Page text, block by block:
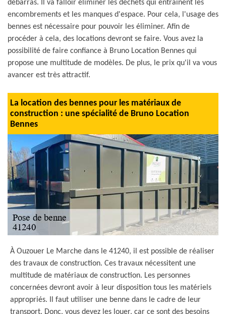
débarras. Il va falloir éliminer les déchets qui entraînent les
encombrements et les manques d'espace. Pour cela, l'usage des
bennes est nécessaire pour pouvoir les éliminer. Afin de
procéder à cela, des locations devront se faire. Vous avez la
possibilité de faire confiance à Bruno Location Bennes qui
propose une multitude de modèles. De plus, le prix qu'il va vous
avancer est très attractif.
La location des bennes pour les matériaux de
construction : une spécialité de Bruno Location
Bennes
À Ouzouer Le Marche dans le 41240, il est possible de réaliser
des travaux de construction. Ces travaux nécessitent une
multitude de matériaux de construction. Les personnes
concernées devront avoir à leur disposition tous les matériels
appropriés. Il faut utiliser une benne dans le cadre de leur
transport. Donc, vous devez les louer, car ce sont des besoins